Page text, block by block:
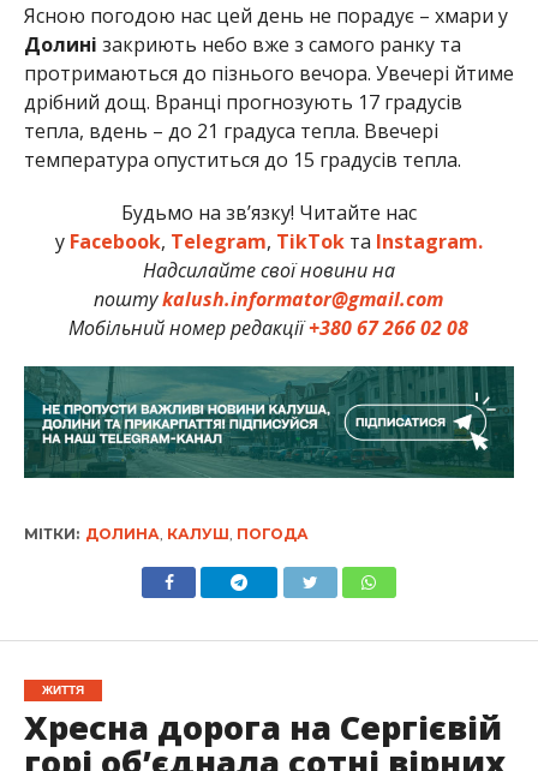
Ясною погодою нас цей день не порадує – хмари у
Долині закриють небо вже з самого ранку та
протримаються до пізнього вечора. Увечері йтиме
дрібний дощ. Вранці прогнозують 17 градусів
тепла, вдень – до 21 градуса тепла. Ввечері
температура опуститься до 15 градусів тепла.
Будьмо на зв’язку! Читайте нас
у Facebook, Telegram, TikTokта Instagram.
Надсилайте свої новини на
поштуkalush.informator@gmail.com
Мобільний номер редакції+380 67 266 02 08
МІТКИ: ДОЛИНА, КАЛУШ, ПОГОДА
ЖИТТЯ
Хресна дорога на Сергієвій